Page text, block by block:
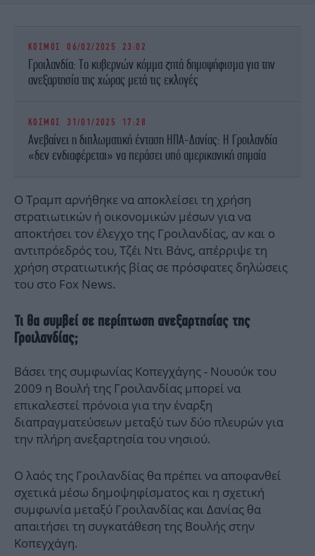
ΚΟΣΜΟΣ 06/02/2025 23:02
Γροιλανδία: Το κυβερνών κόμμα ζητά δημοψήφισμα για την
ανεξαρτησία της χώρας μετά τις εκλογές
ΚΟΣΜΟΣ 31/01/2025 17:28
Ανεβαίνει η διπλωματική ένταση ΗΠΑ-Δανίας: Η Γροιλανδία
«δεν ενδιαφέρεται» να περάσει υπό αμερικανική σημαία
Ο Τραμπ αρνήθηκε να αποκλείσει τη χρήση
στρατιωτικών ή οικονομικών μέσων για να
αποκτήσει τον έλεγχο της Γροιλανδίας, αν και ο
αντιπρόεδρός του, Τζέι Ντι Βάνς, απέρριψε τη
χρήση στρατιωτικής βίας σε πρόσφατες δηλώσεις
του στο Fox News.
Τι θα συμβεί σε περίπτωση ανεξαρτησίας της
Γροιλανδίας;
Βάσει της συμφωνίας Κοπεγχάγης - Νουούκ του
2009 η Βουλή της Γροιλανδίας μπορεί να
επικαλεστεί πρόνοια για την έναρξη
διαπραγματεύσεων μεταξύ των δύο πλευρών για
την πλήρη ανεξαρτησία του νησιού.
Ο λαός της Γροιλανδίας θα πρέπει να αποφανθεί
σχετικά μέσω δημοψηφίσματος και η σχετική
συμφωνία μεταξύ Γροιλανδίας και Δανίας θα
απαιτήσει τη συγκατάθεση της Βουλής στην
Κοπεγχάγη.